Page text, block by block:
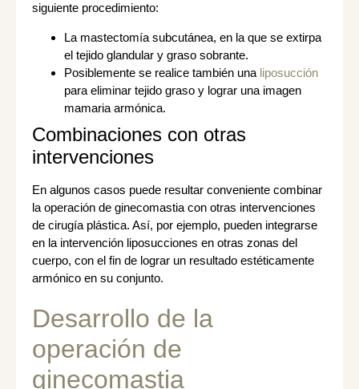
siguiente procedimiento:
La mastectomía subcutánea, en la que se extirpa
el tejido glandular y graso sobrante.
Posiblemente se realice también una liposucción
para eliminar tejido graso y lograr una imagen
mamaria armónica.
Combinaciones con otras
intervenciones
En algunos casos puede resultar conveniente combinar
la operación de ginecomastia con otras intervenciones
de cirugía plástica. Así, por ejemplo, pueden integrarse
en la intervención liposucciones en otras zonas del
cuerpo, con el fin de lograr un resultado estéticamente
armónico en su conjunto.
Desarrollo de la
operación de
ginecomastia